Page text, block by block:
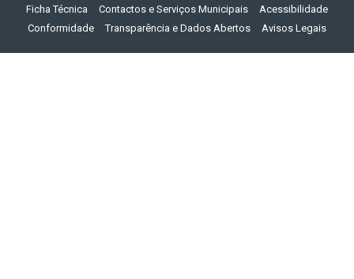
Ficha Técnica Contactos e Serviços Municipais
Acessibilidade
Conformidade
Transparência e Dados Abertos Avisos Legais